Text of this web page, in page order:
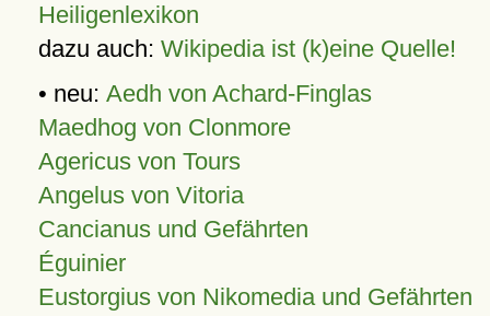
Heiligenlexikon
dazu auch: Wikipedia ist (k)eine Quelle!
• neu: Aedh von Achard-Finglas
Maedhog von Clonmore
Agericus von Tours
Angelus von Vitoria
Cancianus und Gefährten
Éguinier
Eustorgius von Nikomedia und Gefährten